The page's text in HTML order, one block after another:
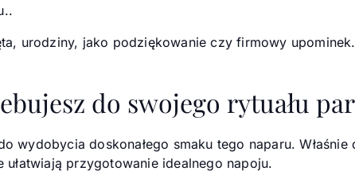
urodziny, jako podziękowanie czy firmowy
do swojego rytuału
wydobycia doskonałego smaku tego naparu.
przygotowanie idealnego napoju.